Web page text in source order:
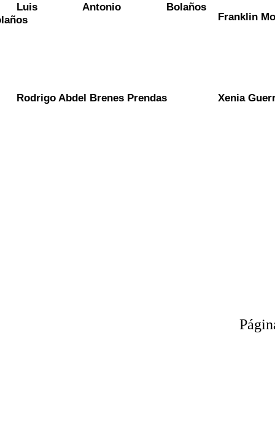
Luis Antonio Bolaños
Franklin
Rodrigo Abdel Brenes Prendas Xenia